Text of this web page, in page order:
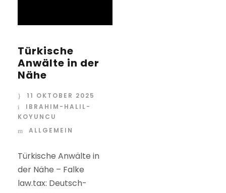
Türkische
Anwälte in der
Nähe
11 OKTOBER 2025
IBRAHIM-HALIL-
KOYUNCU
ALLGEMEIN
Türkische Anwälte in
der Nähe – Falke
law.tax: Deutsch-